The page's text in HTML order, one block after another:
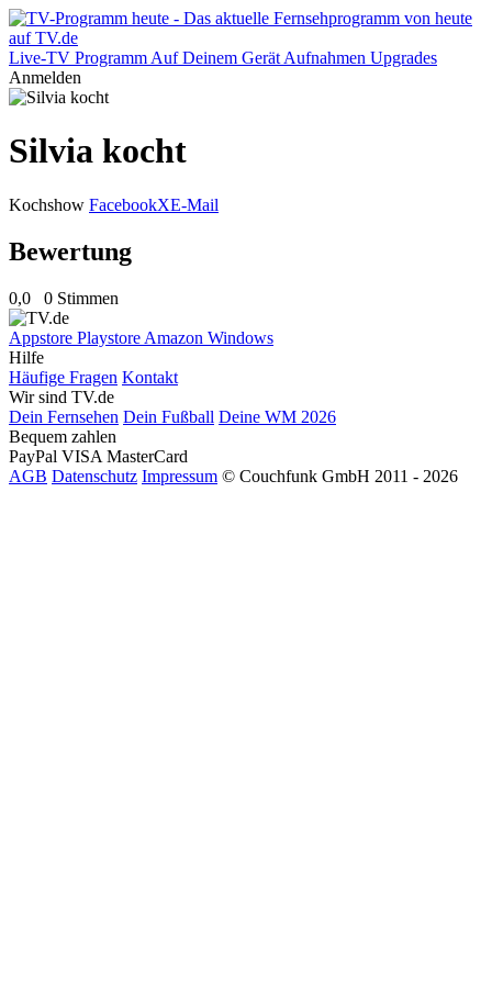
Live-TV Programm Auf Deinem Gerät Aufnahmen Upgrades
Anmelden
Silvia kocht
Kochshow FacebookXE-Mail
Bewertung
0,0 0 Stimmen
Appstore Playstore Amazon Windows
Hilfe
Häufige Fragen Kontakt
Wir sind TV.de
Dein Fernsehen Dein Fußball Deine WM 2026
Bequem zahlen
PayPal VISA MasterCard
AGB Datenschutz Impressum © Couchfunk GmbH 2011 - 2026